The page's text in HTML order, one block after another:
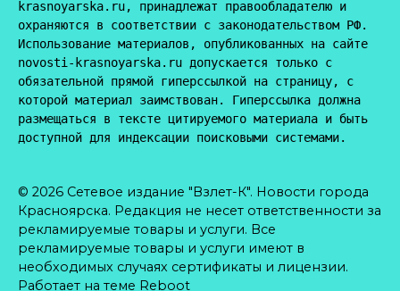
krasnoyarska.ru, принадлежат правообладателю и
охраняются в соответствии с законодательством РФ.
Использование материалов, опубликованных на сайте
novosti-krasnoyarska.ru допускается только с
обязательной прямой гиперссылкой на страницу, с
которой материал заимствован. Гиперссылка должна
размещаться в тексте цитируемого материала и быть
доступной для индексации поисковыми системами.
© 2026 Сетевое издание "Взлет-К". Новости города
Красноярска. Редакция не несет ответственности за
рекламируемые товары и услуги. Все
рекламируемые товары и услуги имеют в
необходимых случаях сертификаты и лицензии.
Работает на теме Reboot